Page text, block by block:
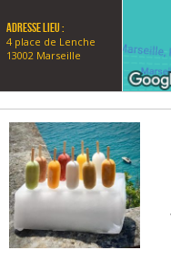
Adresse lieu :
4 place de Lenche
13002 Marseille